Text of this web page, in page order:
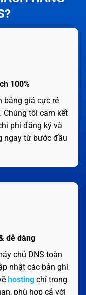
100%
bằng giá cực rẻ
Chúng tôi cam kết
phí đăng ký và
ngay từ bước đầu
dễ dàng
chủ DNS toàn
nhật các bản ghi
hostingchỉ trong
phù hợp cả với